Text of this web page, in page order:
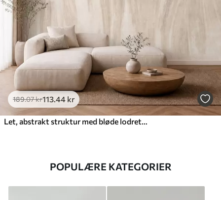
189.07kr113 .44 kr
POPULÆRE KATEGORIER